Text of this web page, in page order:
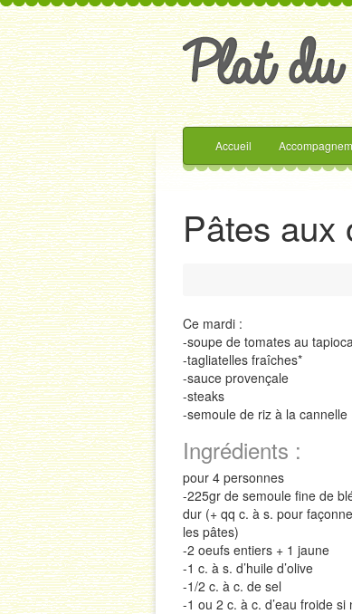
Accueil
Pâtes aux
Ce mardi :
-soupe de tomates au
-tagliatelles fraîches*
-sauce provençale
-steaks
-semoule de riz à la cannelle
Ingrédients :
pour 4 personnes
-225gr de semoule fine de
dur (+ qq c. à s. pour
les pâtes)
-2 oeufs entiers + 1 jaune
-1 c. à s. d’huile d’olive
-1/2 c. à c. de sel
-1 ou 2 c. à c. d’eau froide si